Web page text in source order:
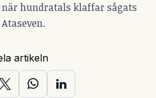
när hundratals klaffar sågats
artikeln